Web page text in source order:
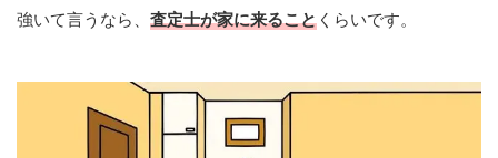
強いて言うなら、 査定士が家に来ること くらいです。